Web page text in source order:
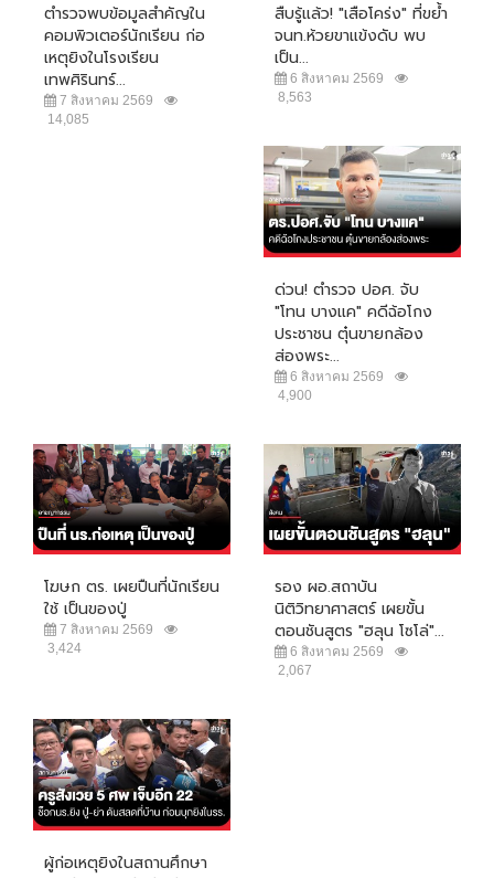
ตำรวจพบข้อมูลสำคัญใน
คอมพิวเตอร์นักเรียน ก่อ
เหตุยิงในโรงเรียน
เทพศิรินทร์...
7 สิงหาคม 2569
14,085
สืบรู้แล้ว! "เสือโคร่ง" ที่ขย้ำ
จนท.ห้วยขาแข้งดับ พบ
เป็น...
6 สิงหาคม 2569
8,563
ด่วน! ตำรวจ ปอศ. จับ
"โทน บางแค" คดีฉ้อโกง
ประชาชน ตุ๋นขายกล้อง
ส่องพระ...
6 สิงหาคม 2569
4,900
โฆษก ตร. เผยปืนที่นักเรียน
ใช้ เป็นของปู่
7 สิงหาคม 2569
3,424
รอง ผอ.สถาบัน
นิติวิทยาศาสตร์ เผยขั้น
ตอนชันสูตร "ฮลุน โซโล่"...
6 สิงหาคม 2569
2,067
ผู้ก่อเหตุยิงในสถานศึกษา